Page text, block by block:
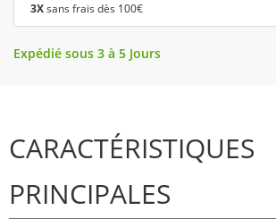
3Xsans frais dès 100€
Expédié sous 3 à 5 Jours
CARACTÉRISTIQUES
PRINCIPALES